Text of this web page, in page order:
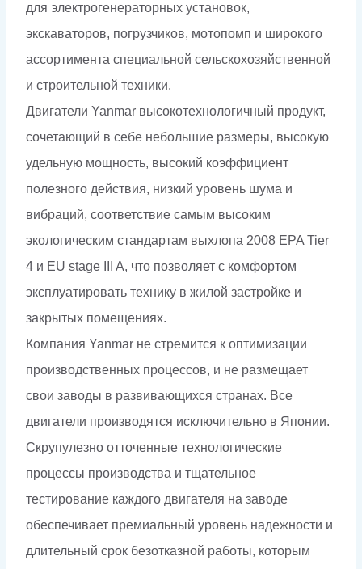
для электрогенераторных установок,
экскаваторов, погрузчиков, мотопомп и широкого
ассортимента специальной сельскохозяйственной
и строительной техники.
Двигатели Yanmar высокотехнологичный продукт,
сочетающий в себе небольшие размеры, высокую
удельную мощность, высокий коэффициент
полезного действия, низкий уровень шума и
вибраций, соответствие самым высоким
экологическим стандартам выхлопа 2008 EPA Tier
4 и EU stage III A, что позволяет с комфортом
эксплуатировать технику в жилой застройке и
закрытых помещениях.
Компания Yanmar не стремится к оптимизации
производственных процессов, и не размещает
свои заводы в развивающихся странах. Все
двигатели производятся исключительно в Японии.
Скрупулезно отточенные технологические
процессы производства и тщательное
тестирование каждого двигателя на заводе
обеспечивает премиальный уровень надежности и
длительный срок безотказной работы, которым